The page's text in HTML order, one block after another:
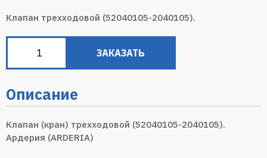
Клапан трехходовой (52040105-2040105).
ЗАКАЗАТЬ
Описание
Клапан (кран) трехходовой (52040105-2040105).
Ардерия (ARDERIA)